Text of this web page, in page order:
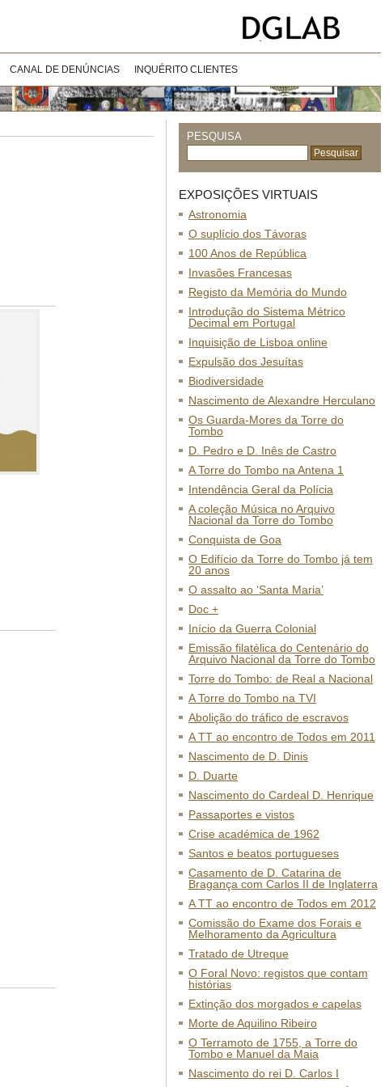
CANAL DE DENÚNCIAS INQUÉRITO CLIENTES
PESQUISA
EXPOSIÇÕES VIRTUAIS
Astronomia
O suplício dos Távoras
100 Anos de República
Invasões Francesas
Registo da Memória do Mundo
Introdução do Sistema Métrico
Decimal em Portugal
Inquisição de Lisboa online
Expulsão dos Jesuítas
Biodiversidade
Nascimento de Alexandre Herculano
Os Guarda-Mores da Torre do
Tombo
D. Pedro e D. Inês de Castro
A Torre do Tombo na Antena 1
Intendência Geral da Polícia
A coleção Música no Arquivo
Nacional da Torre do Tombo
Conquista de Goa
O Edifício da Torre do Tombo já tem
20 anos
O assalto ao ‘Santa Maria’
Doc +
Início da Guerra Colonial
Emissão filatélica do Centenário do
Arquivo Nacional da Torre do Tombo
Torre do Tombo: de Real a Nacional
A Torre do Tombo na TVI
Abolição do tráfico de escravos
A TT ao encontro de Todos em 2011
Nascimento de D. Dinis
D. Duarte
Nascimento do Cardeal D. Henrique
Passaportes e vistos
Crise académica de 1962
Santos e beatos portugueses
Casamento de D. Catarina de
Bragança com Carlos II de Inglaterra
A TT ao encontro de Todos em 2012
Comissão do Exame dos Forais e
Melhoramento da Agricultura
Tratado de Utreque
O Foral Novo: registos que contam
histórias
Extinção dos morgados e capelas
Morte de Aquilino Ribeiro
O Terramoto de 1755, a Torre do
Tombo e Manuel da Maia
Nascimento do rei D. Carlos I